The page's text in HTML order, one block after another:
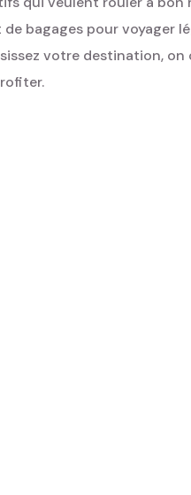
bagages pour voyager
votre destination,